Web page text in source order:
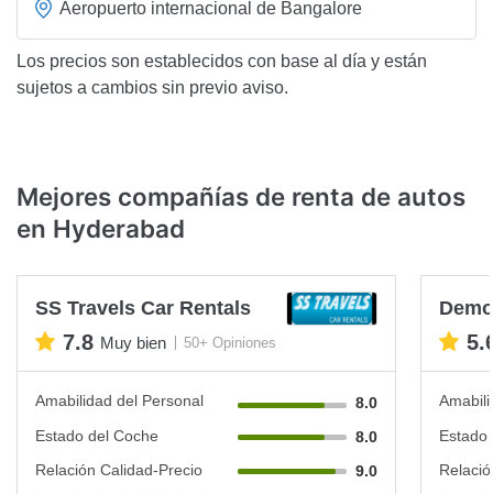
Aeropuerto internacional de Bangalore
Los precios son establecidos con base al día y están
sujetos a cambios sin previo aviso.
Mejores compañías de renta de autos
en Hyderabad
SS Travels Car Rentals
7.8 Muy bien 50+ Opiniones
Amabilidad del Personal
8.0
Estado del Coche
8.0
Relación Calidad-Precio
9.0
Estado